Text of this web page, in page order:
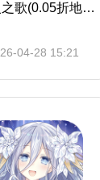
剑与火之歌(0.05折地牢探险)
04-28 15:21